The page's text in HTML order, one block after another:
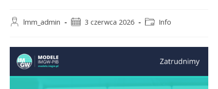
lmm_admin 3 czerwca 2026 Info